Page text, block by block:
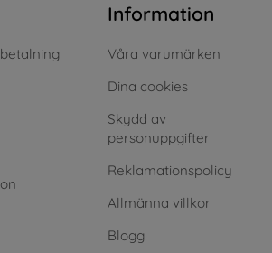
Information
Våra varumärken
Dina cookies
Skydd av
personuppgifter
Reklamationspolicy
Allmänna villkor
Blogg